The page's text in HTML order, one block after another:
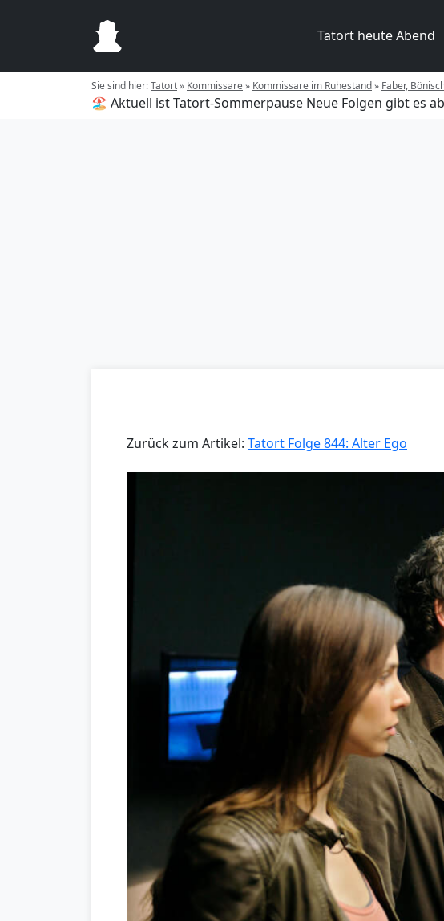
Tatort heute Abend
Sie sind hier:Tatort» Kommissare» Kommissare im Ruhestand» Faber,
🏖️ Aktuell ist Tatort-Sommerpause Neue Folgen gibt es
Zurück zum Artikel: Tatort Folge 844: Alter Ego